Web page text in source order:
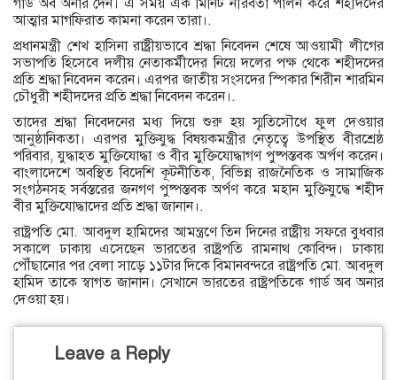
গার্ড অব অনার দেন। এ সময় এক মিনিট নীরবতা পালন করে শহীদদের
আত্মার মাগফিরাত কামনা করেন তারা।.
প্রধানমন্ত্রী শেখ হাসিনা রাষ্ট্রীয়ভাবে শ্রদ্ধা নিবেদন শেষে আওয়ামী লীগের
সভাপতি হিসেবে দলীয় নেতাকর্মীদের নিয়ে দলের পক্ষ থেকে শহীদদের
প্রতি শ্রদ্ধা নিবেদন করেন। এরপর জাতীয় সংসদের স্পিকার শিরীন শারমিন
চৌধুরী শহীদদের প্রতি শ্রদ্ধা নিবেদন করেন।.
তাদের শ্রদ্ধা নিবেদনের মধ্য দিয়ে শুরু হয় স্মৃতিসৌধে ফুল দেওয়ার
আনুষ্ঠানিকতা। এরপর মুক্তিযুদ্ধ বিষয়কমন্ত্রীর নেতৃত্বে উপস্থিত বীরশ্রেষ্ঠ
পরিবার, যুদ্ধাহত মুক্তিযোদ্ধা ও বীর মুক্তিযোদ্ধাগণ পুষ্পস্তবক অর্পণ করেন।
বাংলাদেশে অবস্থিত বিদেশি কূটনীতিক, বিভিন্ন রাজনৈতিক ও সামাজিক
সংগঠনসহ সর্বস্তরের জনগণ পুষ্পস্তবক অর্পণ করে মহান মুক্তিযুদ্ধে শহীদ
বীর মুক্তিযোদ্ধাদের প্রতি শ্রদ্ধা জানান।.
রাষ্ট্রপতি মো. আবদুল হামিদের আমন্ত্রণে তিন দিনের রাষ্ট্রীয় সফরে বুধবার
সকালে ঢাকায় এসেছেন ভারতের রাষ্ট্রপতি রামনাথ কোবিন্দ। ঢাকায়
পৌঁছানোর পর বেলা সাড়ে ১১টার দিকে বিমানবন্দরে রাষ্ট্রপতি মো. আবদুল
হামিদ তাকে স্বাগত জানান। সেখানে ভারতের রাষ্ট্রপতিকে গার্ড অব অনার
দেওয়া হয়।
Leave a Reply